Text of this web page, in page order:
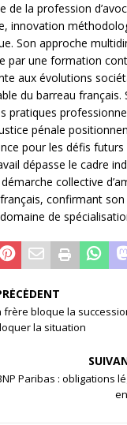
de la profession
innovation
Son approche
par une formation
aux évolutions
du barreau français.
pratiques
pénale
pour les défis futurs
dépasse le cadre
collective
confirmant son
de
frère bloque la
la situation
Paribas : obligations